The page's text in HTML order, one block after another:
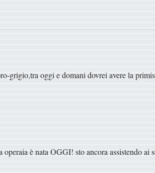
grigio,tra oggi e domani dovrei avere la
è nata OGGI! sto ancora assistendo